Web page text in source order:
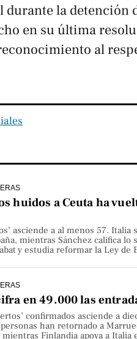
la detención
en su última
al
huidos a Ceuta ha
asciende a al menos 57. Italia
mientras Sánchez califica lo
y estudia reformar la Ley de
en 49.000 las
confirmados asciende a
han retornado a
mientras Finlandia apoya a Italia